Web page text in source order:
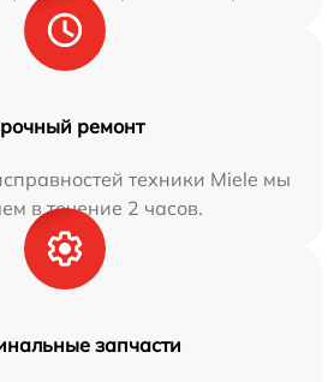
ремонт
техники Miele мы
в течение 2 часов.
запчасти